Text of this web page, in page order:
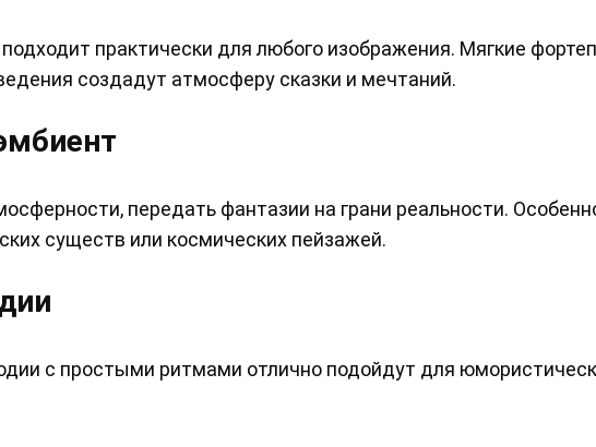
практически для любого изображения. Мягкие
создадут атмосферу сказки и мечтаний.
передать фантазии на грани реальности.
существ или космических пейзажей.
с простыми ритмами отлично подойдут для